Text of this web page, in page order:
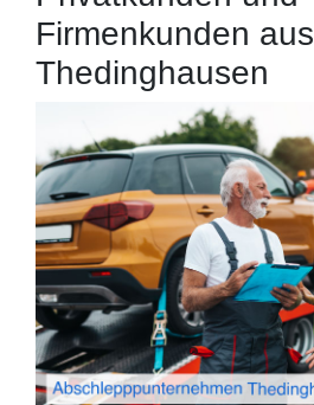
Firmenkunden aus
Thedinghausen